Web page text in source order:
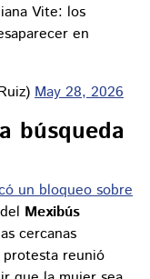
Vite: los
en
May 28, 2026
búsqueda
un bloqueo sobre
Mexibús
cercanas
protesta reunió